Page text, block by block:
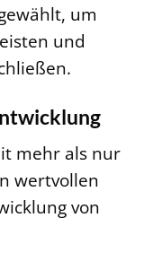
um
und
mehr als nur
wertvollen
von